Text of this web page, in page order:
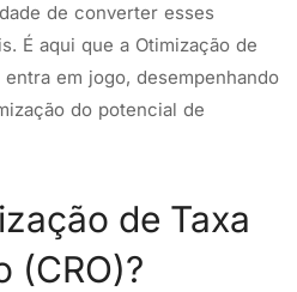
de converter esses
É aqui que a Otimização de
entra em jogo, desempenhando
do potencial de
de Taxa
(CRO)?